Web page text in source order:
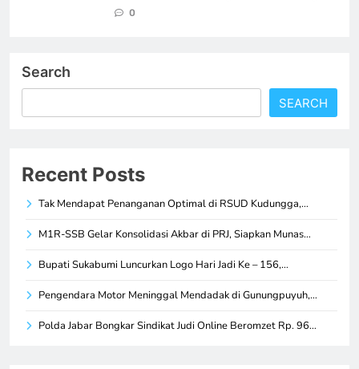
0
Search
SEARCH
Recent Posts
Tak Mendapat Penanganan Optimal di RSUD Kudungga,…
M1R-SSB Gelar Konsolidasi Akbar di PRJ, Siapkan Munas…
Bupati Sukabumi Luncurkan Logo Hari Jadi Ke – 156,…
Pengendara Motor Meninggal Mendadak di Gunungpuyuh,…
Polda Jabar Bongkar Sindikat Judi Online Beromzet Rp. 96…